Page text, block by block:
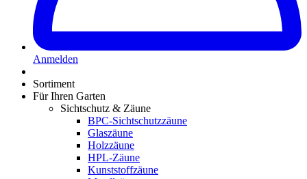
Anmelden
Sortiment
Für Ihren Garten
Sichtschutz & Zäune
BPC-Sichtschutzzäune
Glaszäune
Holzzäune
HPL-Zäune
Kunststoffzäune